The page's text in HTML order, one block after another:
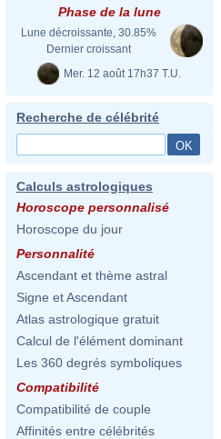
Phase de la lune
Lune décroissante, 30.85%
Dernier croissant
Mer. 12 août 17h37 T.U.
Recherche de célébrité
Calculs astrologiques
Horoscope personnalisé
Horoscope du jour
Personnalité
Ascendant et thème astral
Signe et Ascendant
Atlas astrologique gratuit
Calcul de l'élément dominant
Les 360 degrés symboliques
Compatibilité
Compatibilité de couple
Affinités entre célébrités